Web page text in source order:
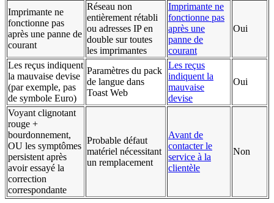
Imprimante ne
fonctionne pas
après une panne de
courant
Réseau non
entièrement rétabli
ou adresses IP en
double sur toutes
les imprimantes
Imprimante ne
fonctionne pas
après une
panne de
courant
Oui
Les reçus indiquent
la mauvaise devise
(par exemple, pas
de symbole Euro)
Paramètres du pack
de langue dans
Toast Web
Les reçus
indiquent la
mauvaise
devise
Oui
Voyant clignotant
rouge +
bourdonnement,
OU les symptômes
persistent après
avoir essayé la
correction
correspondante
Probable défaut
matériel nécessitant
un remplacement
Avant de
contacter le
service à la
clientèle
Non